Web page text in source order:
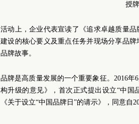
授
活动上，企业代表宣读了《追求卓越质量
建设的核心要义及重点任务并现场分享品
品牌故事。
品牌是高质量发展的一个重要象征。2016
构升级的意见》，首次正式提出设立“中国
《关于设立“中国品牌日”的请示》，同意自